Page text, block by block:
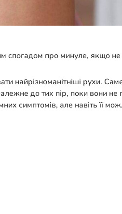
про минуле, якщо не
найрізноманітніші рухи.
до тих пір, поки вони
симптомів, але навіть її